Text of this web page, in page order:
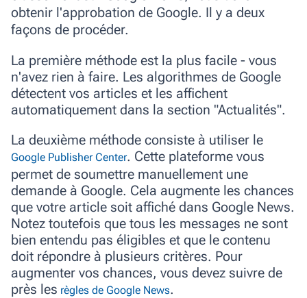
obtenir l'approbation de Google. Il y a deux
façons de procéder.
La première méthode est la plus facile - vous
n'avez rien à faire. Les algorithmes de Google
détectent vos articles et les affichent
automatiquement dans la section "Actualités".
La deuxième méthode consiste à utiliser le
Google Publisher Center. Cette plateforme vous
permet de soumettre manuellement une
demande à Google. Cela augmente les chances
que votre article soit affiché dans Google News.
Notez toutefois que tous les messages ne sont
bien entendu pas éligibles et que le contenu
doit répondre à plusieurs critères. Pour
augmenter vos chances, vous devez suivre de
près les règles de Google News.